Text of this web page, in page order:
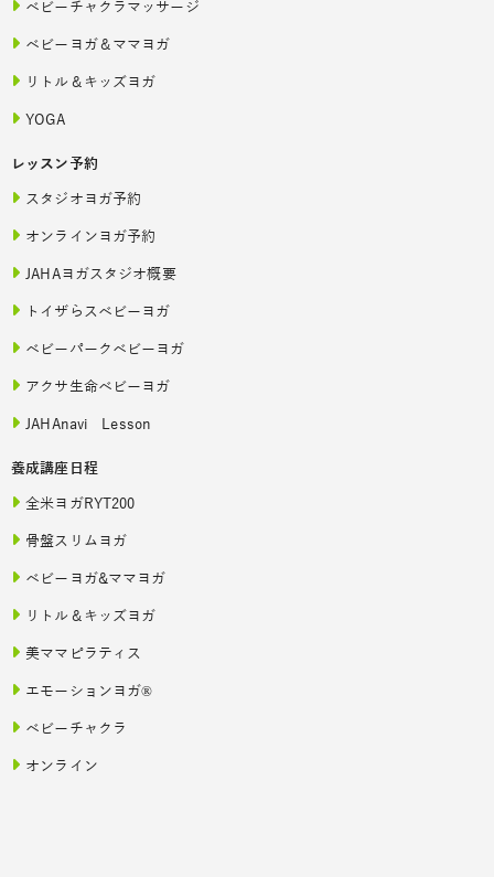
ベビーチャクラマッサージ
ベビーヨガ＆ママヨガ
リトル＆キッズヨガ
YOGA
レッスン予約
スタジオヨガ予約
オンラインヨガ予約
JAHAヨガスタジオ概要
トイザらスベビーヨガ
ベビーパークベビーヨガ
アクサ生命ベビーヨガ
JAHAnavi Lesson
養成講座日程
全米ヨガRYT200
骨盤スリムヨガ
ベビーヨガ&ママヨガ
リトル＆キッズヨガ
美ママピラティス
エモーションヨガ®
ベビーチャクラ
オンライン